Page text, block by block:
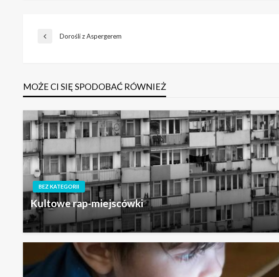
Nawigacja
Poprzedni
Dorośli z Aspergerem
MOŻE CI SIĘ SPODOBAĆ RÓWNIEŻ
BEZ KATEGORII
Kultowe rap-miejscówki